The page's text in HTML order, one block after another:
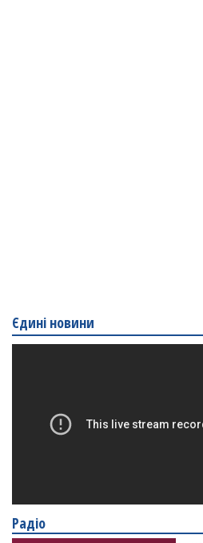
Єдині новини
Радіо